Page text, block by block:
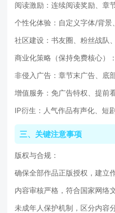
阅读激励：连续阅读奖励、章
个性化体验：自定义字体/背景
社区建设：书友圈、粉丝战队
商业化策略（保持免费核心）：
非侵入广告：章节末广告、底
增值服务：免广告特权、提前
IP衍生：人气作品有声化、短
三、关键注意事项
版权与合规：
确保全部作品正版授权，建立
内容审核严格，符合国家网络
未成年人保护机制，区分内容